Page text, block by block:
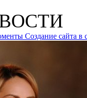
Создание сайта